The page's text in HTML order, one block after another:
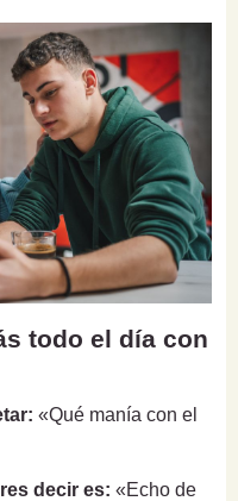
todo el día con
«Qué manía con el
decir es: «Echo de